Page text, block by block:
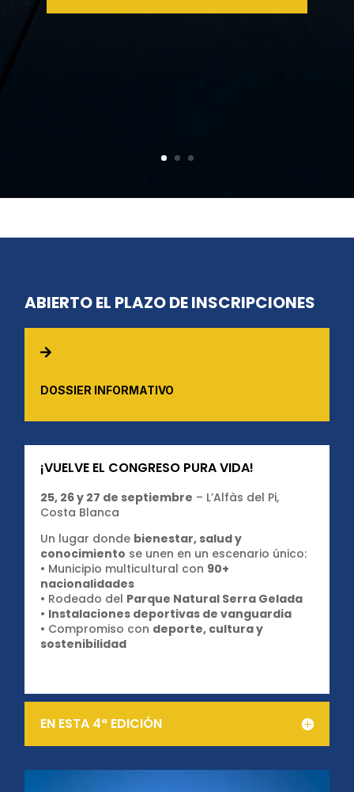
ABIERTO EL PLAZO DE INSCRIPCIONES

DOSSIER INFORMATIVO
¡VUELVE EL CONGRESO PURA VIDA!
25, 26 y 27 de septiembre – L’Alfàs del Pi,
Costa Blanca
Un lugar donde bienestar, salud y
conocimiento se unen en un escenario único:
• Municipio multicultural con 90+
nacionalidades
• Rodeado del Parque Natural Serra Gelada
• Instalaciones deportivas de vanguardia
• Compromiso con deporte, cultura y
sostenibilidad
EN ESTA 4ª EDICIÓN